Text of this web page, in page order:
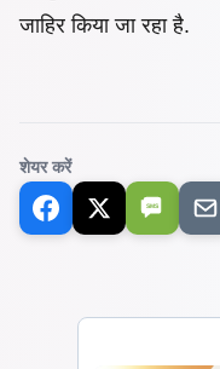
जाहिर किया जा रहा है.
शेयर करें
SMS